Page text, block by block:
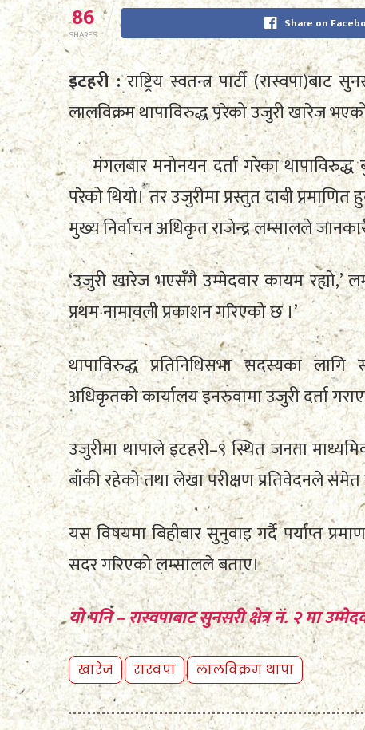
86
SHARES
Share on
इटहरी :राष्ट्रिय स्वतन्त्र पार्टी
लालविक्रम थापाविरुद्ध परेको उजुरी खारेज
मंगलबार मनोनयन दर्ता गरेका
परेको थियो। तर उजुरीमा प्रस्तुत दाबी
मुख्य निर्वाचन अधिकृत राजेन्द्र लम्सालले
‘उजुरी खारेज भएसँगै उम्मेदवार कायम
प्रथम नामावली प्रकाशन गरिएको छ ।’
थापाविरुद्ध प्रतिनिधिसभा सदस्यका लागि
अधिकृतको कार्यालय इनरुवामा उजुरी दर्ता
उजुरीमा थापाले इटहरी–९ स्थित जनता
बाँकी रहेको तथा लेखा परीक्षण प्रतिवेदनले समेत
यस विषयमा बिहीबार सुनुवाइ गर्दै पर्याप्त
सदर गरिएको लम्सालले बताए।
यो पनि – रास्वपाबाट सुनसरी क्षेत्र नं. २ मा
खारेज रास्वपा लालविक्रम थापा